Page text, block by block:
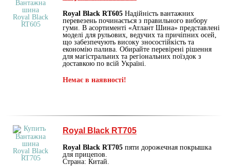
Royal Black RT605 Надійність вантажних
перевезень починається з правильного вибору
гуми. В асортименті «Атлант Шина» представлені
моделі для рульових, ведучих та причіпних осей,
що забезпечують високу зносостійкість та
економію палива. Обирайте перевірені рішення
для магістральних та регіональних поїздок з
доставкою по всій Україні.
Немає в наявності!
Royal Black RT705
Royal Black RT705 пяти дорожечная покрышка
для прицепов.
Страна: Китай.